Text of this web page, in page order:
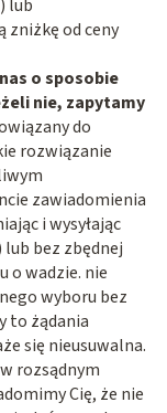
lub
zniżkę od ceny
o sposobie
nie, zapytamy
do
rozwiązanie
zawiadomienia
i wysyłając
bez zbędnej
o wadzie. nie
wyboru bez
to żądania
się nieusuwalna.
rozsądnym
Cię, że nie